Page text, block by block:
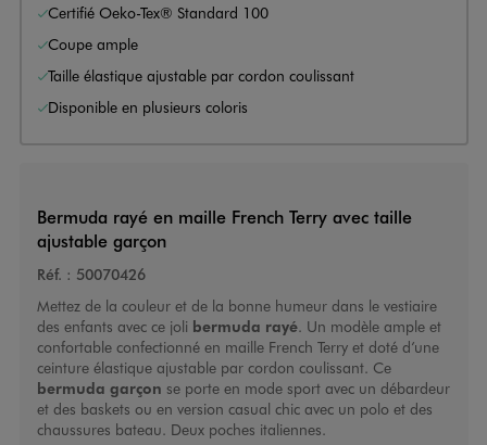
Certifié Oeko-Tex® Standard 100
Coupe ample
Taille élastique ajustable par cordon coulissant
Disponible en plusieurs coloris
Bermuda rayé en maille French Terry avec taille
ajustable garçon
Réf. : 50070426
Mettez de la couleur et de la bonne humeur dans le vestiaire
des enfants avec ce joli bermuda rayé. Un modèle ample et
confortable confectionné en maille French Terry et doté d’une
ceinture élastique ajustable par cordon coulissant. Ce
bermuda garçon se porte en mode sport avec un débardeur
et des baskets ou en version casual chic avec un polo et des
chaussures bateau. Deux poches italiennes.